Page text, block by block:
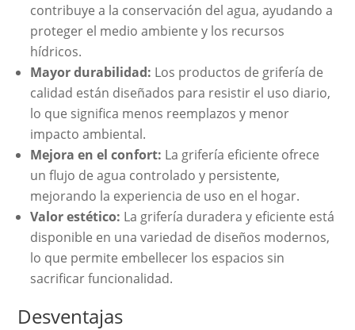
contribuye a la conservación del agua, ayudando a
proteger el medio ambiente y los recursos
hídricos.
Mayor durabilidad: Los productos de grifería de
calidad están diseñados para resistir el uso diario,
lo que significa menos reemplazos y menor
impacto ambiental.
Mejora en el confort: La grifería eficiente ofrece
un flujo de agua controlado y persistente,
mejorando la experiencia de uso en el hogar.
Valor estético: La grifería duradera y eficiente está
disponible en una variedad de diseños modernos,
lo que permite embellecer los espacios sin
sacrificar funcionalidad.
Desventajas